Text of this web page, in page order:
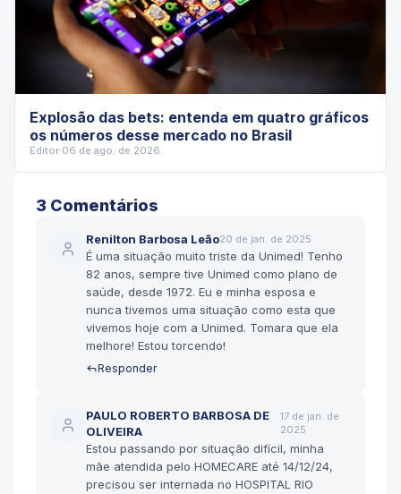
Explosão das bets: entenda em quatro gráficos
os números desse mercado no Brasil
Editor·06 de ago. de 2026
3 Comentários
Renilton Barbosa Leão20 de jan. de 2025
É uma situação muito triste da Unimed! Tenho
82 anos, sempre tive Unimed como plano de
saúde, desde 1972. Eu e minha esposa e
nunca tivemos uma situação como esta que
vivemos hoje com a Unimed. Tomara que ela
melhore! Estou torcendo!
Responder
PAULO ROBERTO BARBOSA DE
OLIVEIRA
17 de jan. de
2025
Estou passando por situação difícil, minha
mãe atendida pelo HOMECARE até 14/12/24,
precisou ser internada no HOSPITAL RIO